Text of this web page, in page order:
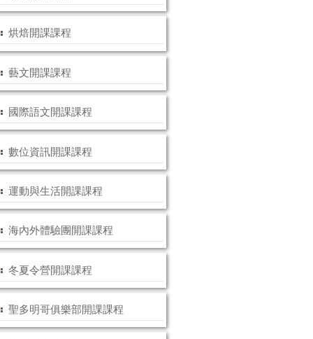
烘焙開課課程
藝文開課課程
國際語文開課課程
數位資訊開課課程
運動與生活開課課程
海內外體驗團開課課程
冬夏令營開課課程
聖多明哥俱樂部開課課程